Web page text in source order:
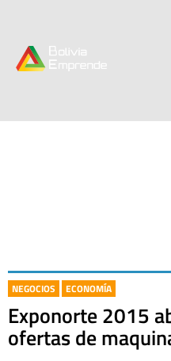
NEGOCIOS ECONOMÍA
Exponorte 2015
ofertas de